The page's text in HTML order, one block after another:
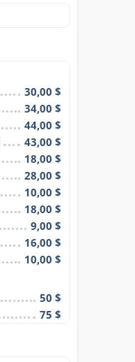
30,00 $
34,00 $
44,00 $
43,00 $
18,00 $
28,00 $
10,00 $
18,00 $
9,00 $
16,00 $
10,00 $
50 $
75 $